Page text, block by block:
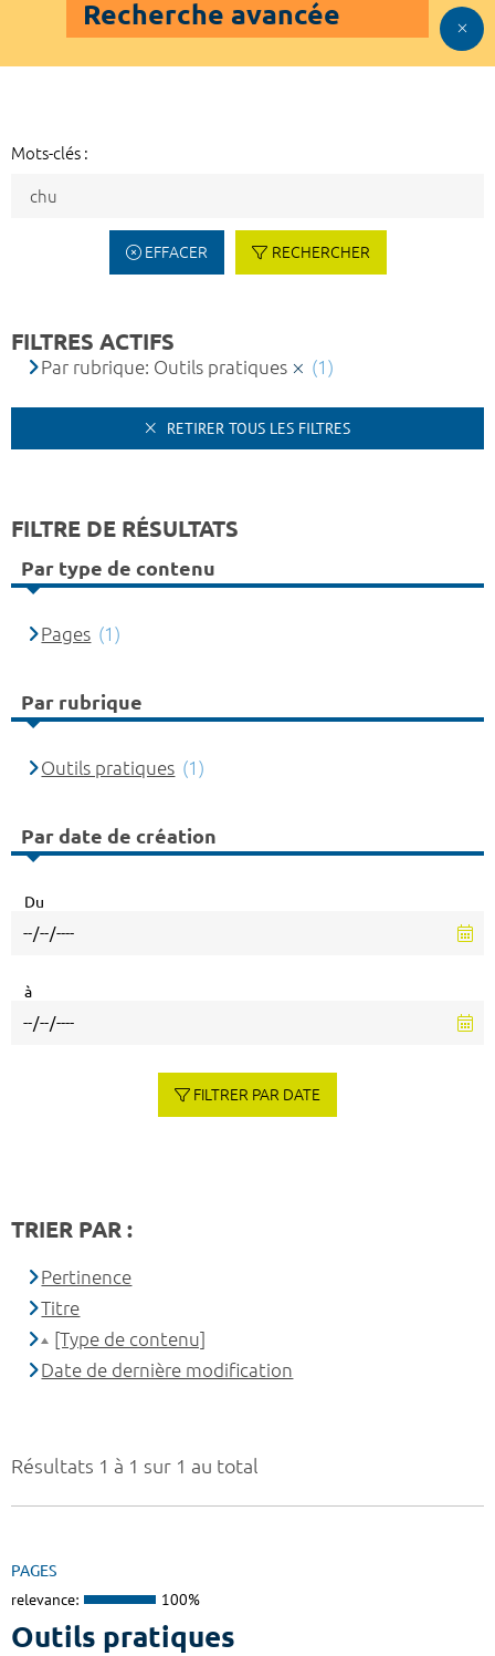
Recherche avancée
Mots-clés :
EFFACER RECHERCHER
Résultats 1 à 1 sur 1 au total
PAGES
relevance: 100%
Outils pratiques
FILTRES ACTIFS
Par rubrique: Outils pratiques (1)
RETIRER TOUS LES FILTRES
FILTRE DE RÉSULTATS
Par type de contenu
Pages (1)
Par rubrique
Outils pratiques (1)
Par date de création
Du
à
FILTRER PAR DATE
TRIER PAR :
Pertinence
Titre
[Type de contenu]
Date de dernière modification